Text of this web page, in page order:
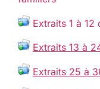
Extraits 1 à
Extraits 13 à
Extraits 25 à